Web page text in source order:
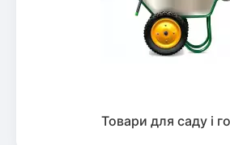
Товари для саду і